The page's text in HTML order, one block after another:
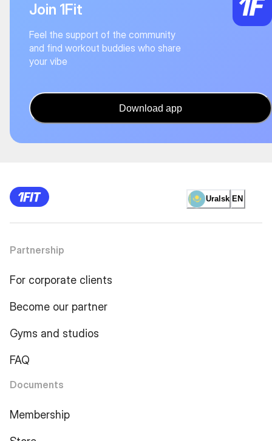
Join 1Fit
Feel the support of the community
and find workout buddies who share
your vibe
Download app
Uralsk EN
Partnership
For corporate clients
Become our partner
Gyms and studios
FAQ
Documents
Membership